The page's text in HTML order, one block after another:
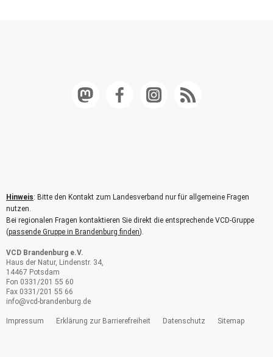
Hinweis: Bitte den Kontakt zum Landesverband nur für allgemeine Fragen
nutzen.
Bei regionalen Fragen kontaktieren Sie direkt die entsprechende VCD-Gruppe
(passende Gruppe in Brandenburg finden).
VCD Brandenburg e.V.
Haus der Natur, Lindenstr. 34,
14467 Potsdam
Fon 0331/201 55 60
Fax 0331/201 55 66
info@vcd-brandenburg.de
Impressum Erklärung zur Barrierefreiheit Datenschutz Sitemap